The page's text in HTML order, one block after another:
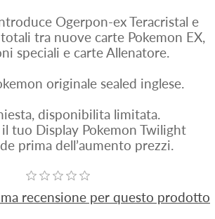
Ogerpon-ex Teracristal e
tra nuove carte Pokemon EX,
speciali e carte Allenatore.
originale sealed inglese.
disponibilita limitata.
tuo Display Pokemon Twilight
prima dell’aumento prezzi.
recensione per questo prodotto